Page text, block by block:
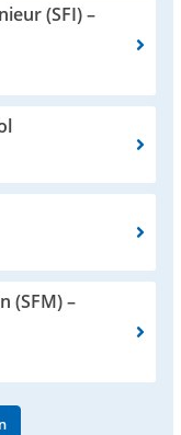
(SFI) –
(SFM) –